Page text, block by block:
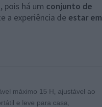
pois há um conjunto de
a experiência de estar em
máximo 15 H, ajustável ao
e leve para casa,